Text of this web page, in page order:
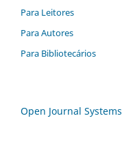
Para Leitores
Para Autores
Para Bibliotecários
Open Journal Systems